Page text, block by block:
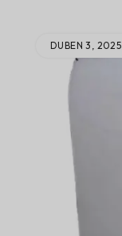
DUBEN 3, 2025